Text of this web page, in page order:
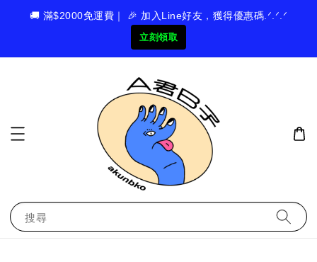
🚚 滿$2000免運費｜ 🎉 加入Line好友，獲得優惠碼.ᐟ.ᐟ.ᐟ
立刻領取
搜尋